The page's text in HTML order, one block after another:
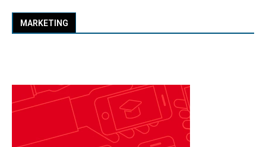
MARKETING